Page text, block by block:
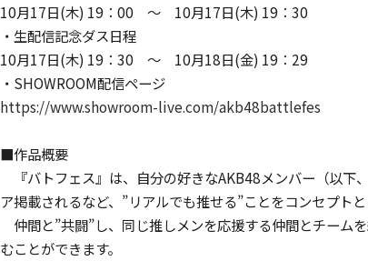
10月17日(木) 19：00 ～ 10月17日(木) 19：30
・生配信記念ダス日程
10月17日(木) 19：30 ～ 10月18日(金) 19：29
・SHOWROOM配信ページ
https://www.showroom-live.com/akb48battlefes
■作品概要
『バトフェス』は、自分の好きなAKB48メンバー（以
ア掲載されるなど、”リアルでも推せる”ことをコンセプト
仲間と”共闘”し、同じ推しメンを応援する仲間とチーム
むことができます。